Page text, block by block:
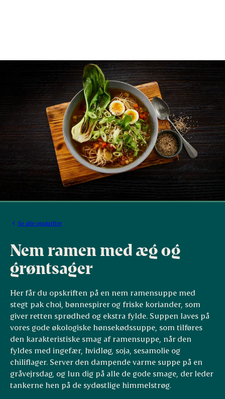
Se alle opskrifter
Nem ramen med æg og
grøntsager
Her får du opskriften på en nem ramensuppe med
stegt pak choi, bønnespirer og friske koriander, som
giver retten sprødhed og ekstra fylde. Suppen laves på
vores gode økologiske hønsekødssuppe, som tilføres
den karakteristiske smag af ramensuppe, når den
fyldes med ingefær, hvidløg, soja, sesamolie og
chiliflager. Server den dampende varme suppe på en
gråvejrsdag, og lun dig på alle de gode smage, der leder
tankerne hen på de sydøstlige himmelstrøg.